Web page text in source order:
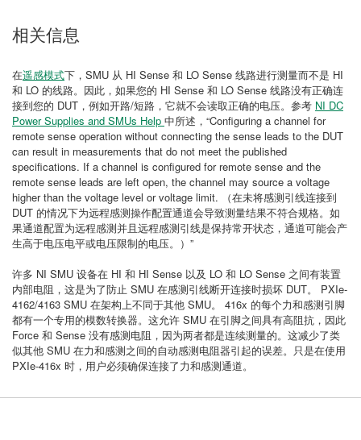
相关信息
在遥感模式下，SMU 从 HI Sense 和 LO Sense 线路进行测量而不是 HI
和 LO 的线路。因此，如果您的 HI Sense 和 LO Sense 线路没有正确连
接到您的 DUT，例如开路/短路，它就不会读取正确的电压。参考 NI DC
Power Supplies and SMUs Help 中所述，“Configuring a channel for
remote sense operation without connecting the sense leads to the DUT
can result in measurements that do not meet the published
specifications. If a channel is configured for remote sense and the
remote sense leads are left open, the channel may source a voltage
higher than the voltage level or voltage limit. （在未将感测引线连接到
DUT 的情况下为远程感测操作配置通道会导致测量结果不符合规格。如
果通道配置为远程感测并且远程感测引线是保持常开状态，通道可能会产
生高于电压电平或电压限制的电压。）”
许多 NI SMU 设备在 HI 和 HI Sense 以及 LO 和 LO Sense 之间有装置
内部电阻，这是为了防止 SMU 在感测引线断开连接时损坏 DUT。 PXIe-
4162/4163 SMU 在架构上不同于其他 SMU。 416x 的每个力和感测引脚
都有一个专用的模数转换器。这允许 SMU 在引脚之间具有高阻抗，因此
Force 和 Sense 没有感测电阻，因为两者都是连续测量的。这减少了类
似其他 SMU 在力和感测之间的自动感测电阻器引起的误差。只是在使用
PXIe-416x 时，用户必须确保连接了力和感测通道。